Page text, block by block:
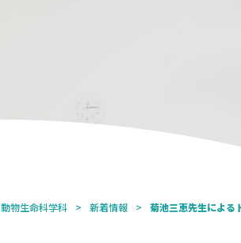
動物生命科学科 新着情報 菊池三恵先生による